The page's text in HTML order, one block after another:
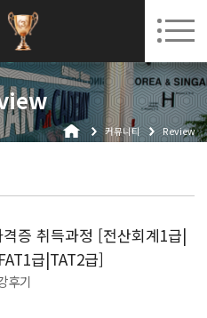
퍼스 개강 08. 12.(수)
회원가입 고객센터
커뮤니티 Review
증 취득과정 [전산회계1급|
급|TAT2급]
후기